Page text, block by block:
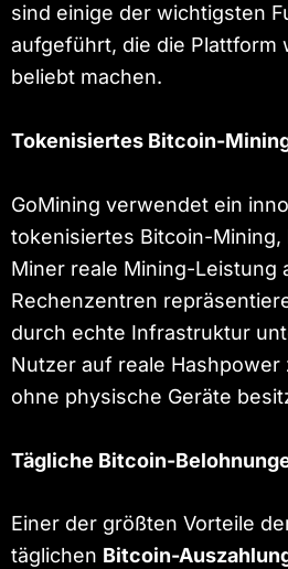
sind einige der wichtigsten
aufgeführt, die die Plattform
beliebt machen.
Tokenisiertes Bitcoin-
GoMining verwendet ein
tokenisiertes Bitcoin-Mining,
Miner reale Mining-Leistung
Rechenzentren
durch echte Infrastruktur
Nutzer auf reale
ohne physische Geräte
Tägliche Bitcoin-
Einer der größten Vorteile
täglichen Bitcoin-